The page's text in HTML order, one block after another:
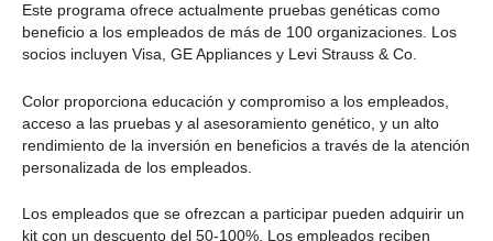
Este programa ofrece actualmente pruebas genéticas como
beneficio a los empleados de más de 100 organizaciones. Los
socios incluyen Visa, GE Appliances y Levi Strauss & Co.
Color proporciona educación y compromiso a los empleados,
acceso a las pruebas y al asesoramiento genético, y un alto
rendimiento de la inversión en beneficios a través de la atención
personalizada de los empleados.
Los empleados que se ofrezcan a participar pueden adquirir un
kit con un descuento del 50-100%. Los empleados reciben